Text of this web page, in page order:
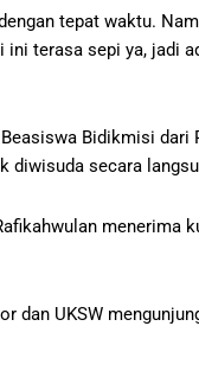
tepat waktu.
terasa sepi ya, jadi
Bidikmisi
diwisuda secara
dan UKSW